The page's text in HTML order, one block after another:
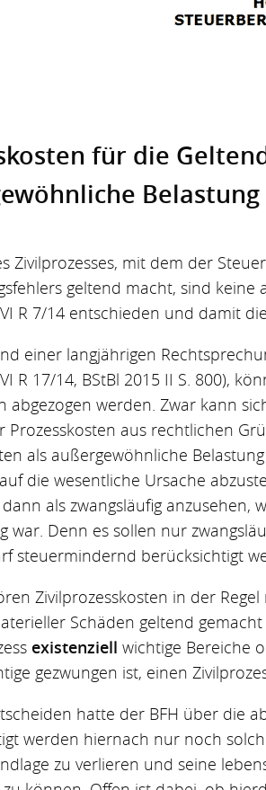
für die
Belastung
Zivilprozesses, mit dem der
geltend macht, sind
R 7/14 entschieden und damit
einer langjährigen
R 17/14, BStBl 2015 II S. 800),
abgezogen werden. Zwar kann
Prozesskosten aus rechtlichen
als außergewöhnliche
die wesentliche Ursache
als zwangsläufig anzusehen,
war. Denn es sollen nur
steuermindernd berücksichtigt
Zivilprozesskosten in der
Schäden geltend
existenziell wichtige Bereiche
gezwungen ist, einen
hatte der BFH über die
werden hiernach nur noch
zu verlieren und seine